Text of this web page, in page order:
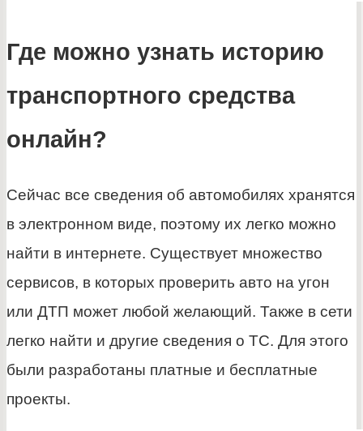
Где можно узнать историю
транспортного средства
онлайн?
Сейчас все сведения об автомобилях хранятся
в электронном виде, поэтому их легко можно
найти в интернете. Существует множество
сервисов, в которых проверить авто на угон
или ДТП может любой желающий. Также в сети
легко найти и другие сведения о ТС. Для этого
были разработаны платные и бесплатные
проекты.